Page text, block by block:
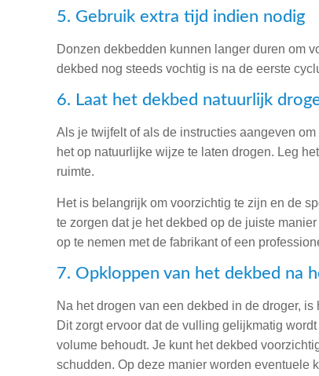
5. Gebruik extra tijd indien nodig
Donzen dekbedden kunnen langer duren om
dekbed nog steeds vochtig is na de eerste
6. Laat het dekbed natuurlijk
Als je twijfelt of als de instructies aangeven
het op natuurlijke wijze te laten drogen. Leg
ruimte.
Het is belangrijk om voorzichtig te zijn en de
te zorgen dat je het dekbed op de juiste
op te nemen met de fabrikant of een
7. Opkloppen van het dekbed na
Na het drogen van een dekbed in de droger,
Dit zorgt ervoor dat de vulling gelijkmatig
volume behoudt. Je kunt het dekbed
schudden. Op deze manier worden eventuele